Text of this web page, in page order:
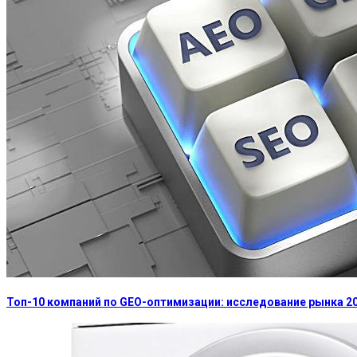
Топ-10 компаний по GEO-оптимизации: исследование рынка